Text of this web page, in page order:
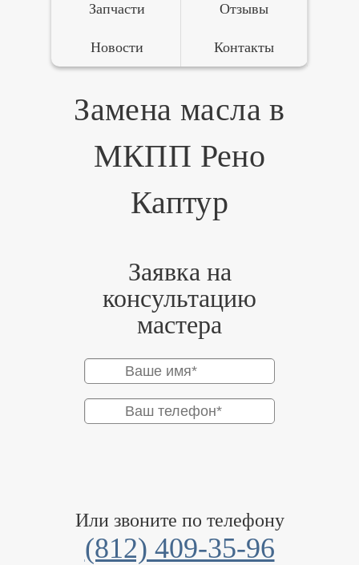
Запчасти Отзывы
Новости Контакты
Замена масла в
МКПП Рено
Каптур
Заявка на
консультацию
мастера
Или звоните по телефону
(812) 409-35-96